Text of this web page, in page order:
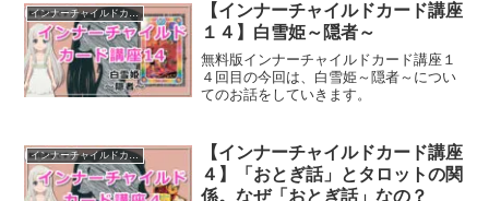
インナーチャイルドカード講座
【インナーチャイルドカード講座
１４】白雪姫～隠者～
無料版インナーチャイルドカード講座１
４回目の今回は、白雪姫～隠者～につい
てのお話をしていきます。
インナーチャイルドカード講座
【インナーチャイルドカード講座
４】「おとぎ話」とタロットの関
係。なぜ「おとぎ話」なの？